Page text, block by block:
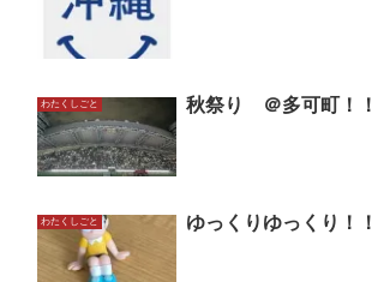
わたくしごと 秋祭り ＠多可町！！
わたくしごと ゆっくりゆっくり！！